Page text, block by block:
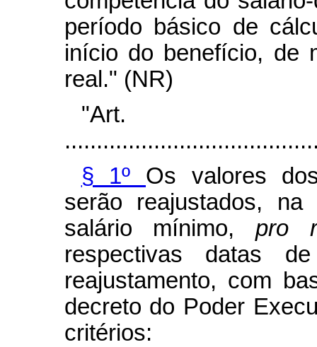
período básico de
início do benefício, de
real." (NR)
§ 1º Os valores
serão reajustados,
salário mínimo, pro
respectivas datas
reajustamento, com
decreto do Poder
critérios: